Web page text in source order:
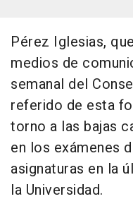
Pérez Iglesias,
medios de
semanal del
referido de esta
torno a las bajas
en los exámenes
asignaturas en la
la Universidad.